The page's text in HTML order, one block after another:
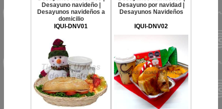
Desayuno navideño |
Desayunos navideños a
domicilio
IQUI-DNV01
Desayuno por navidad |
Desayunos Navideños
IQUI-DNV02